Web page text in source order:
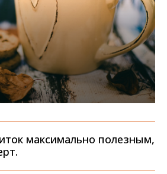
максимально полезным,